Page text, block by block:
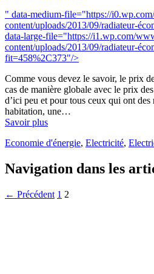
" data-medium-file="https://
content/uploads/2013/09/radiateur-
data-large-file="https://i1.wp.com/
content/uploads/2013/09/radiateur-
fit=458%2C373"/>
Comme vous devez le savoir, le prix
cas de manière globale avec le prix
d’ici peu et pour tous ceux qui ont
habitation, une…
Savoir plus
Economie d'énergie, Electricité,
Navigation dans les
← Précédent 1 2